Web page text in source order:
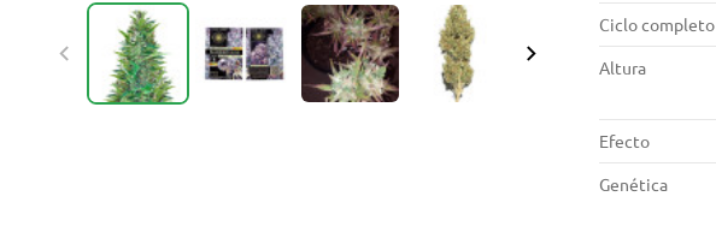
Ciclo completo
Altura
Efecto
Genética